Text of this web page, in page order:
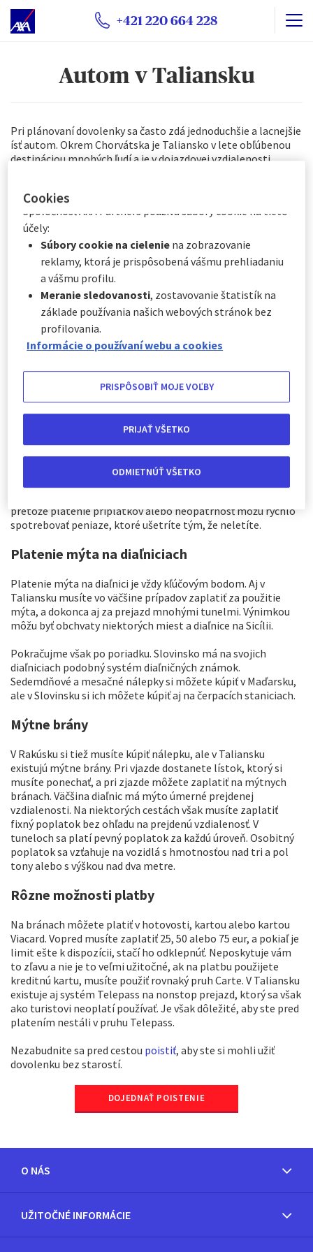
+421 220 664 228
Autom v Taliansku
Pri plánovaní dovolenky sa často zdá jednoduchšie a lacnejšie
ísť autom. Okrem Chorvátska je Taliansko v lete obľúbenou
destináciou mnohých ľudí a je v dojazdovej vzdialenosti.
Výhody cestovania autom
Cestovanie autom má mnoho výhod. Poskytuje vám väčšiu
mobilitu, je často lacnejšie ako let - najmä pre rodinu alebo
skupinu viac ako 2 - 3 osôb -, je pohodlné a nie je obmedzená
pretože platenie príplatkov alebo neopatrnosť môžu rýchlo
spotrebovať peniaze, ktoré ušetríte tým, že neletíte.
Platenie mýta na diaľniciach
Platenie mýta na diaľnici je vždy kľúčovým bodom. Aj v
Taliansku musíte vo väčšine prípadov zaplatiť za použitie
mýta, a dokonca aj za prejazd mnohými tunelmi. Výnimkou
môžu byť obchvaty niektorých miest a diaľnice na Sicílii.
Pokračujme však po poriadku. Slovinsko má na svojich
diaľniciach podobný systém diaľničných známok.
Sedemdňové a mesačné nálepky si môžete kúpiť v Maďarsku,
ale v Slovinsku si ich môžete kúpiť aj na čerpacích staniciach.
Mýtne brány
V Rakúsku si tiež musíte kúpiť nálepku, ale v Taliansku
existujú mýtne brány. Pri vjazde dostanete lístok, ktorý si
musíte ponechať, a pri zjazde môžete zaplatiť na mýtnych
bránach. Väčšina diaľnic má mýto úmerné prejdenej
vzdialenosti. Na niektorých cestách však musíte zaplatiť
fixný poplatok bez ohľadu na prejdenú vzdialenosť. V
tuneloch sa platí pevný poplatok za každú úroveň. Osobitný
poplatok sa vzťahuje na vozidlá s hmotnosťou nad tri a pol
tony alebo s výškou nad dva metre.
Rôzne možnosti platby
Na bránach môžete platiť v hotovosti, kartou alebo kartou
Viacard. Vopred musíte zaplatiť 25, 50 alebo 75 eur, a pokiaľ je
limit ešte k dispozícii, stačí ho odklepnúť. Neposkytuje vám
to zľavu a nie je to veľmi užitočné, ak na platbu použijete
kreditnú kartu, musíte použiť rovnaký pruh Carte. V Taliansku
existuje aj systém Telepass na nonstop prejazd, ktorý sa však
ako turistovi neoplatí používať. Je však dôležité, aby ste pred
platením nestáli v pruhu Telepass.
Nezabudnite sa pred cestou poistiť, aby ste si mohli užiť
dovolenku bez starostí.
DOJEDNAŤ POISTENIE
O NÁS
UŽITOČNÉ INFORMÁCIE
Cookies
vypustiť na nižšie uvedené účely. Máte možnosť
alebo
odmietnuť vkladanie súborov cookie
môžete súhlasiť so všetkými alebo len s niektorými
nižšie, alebo
Kedykoľvek kliknutím na „Centrum preferencií
súborov cookie“, ktoré je k dispozícii v päte
Spoločnosť AXA Partners používa súbory cookie na tieto
účely:
Súbory cookie na cielenie na zobrazovanie
reklamy, ktorá je prispôsobená vášmu prehliadaniu
a vášmu profilu.
Meranie sledovanosti, zostavovanie štatistík na
základe používania našich webových stránok bez
profilovania.
Informácie o používaní webu a cookies
PRISPÔSOBIŤ MOJE VOĽBY
ODMIETNÚŤ VŠETKO
PRIJAŤ VŠETKO